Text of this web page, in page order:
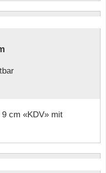
cm «KDV» mit